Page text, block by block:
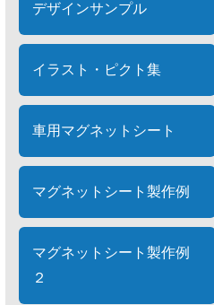
デザインサンプル
イラスト・ピクト集
車用マグネットシート
マグネットシート製作例
マグネットシート製作例
２